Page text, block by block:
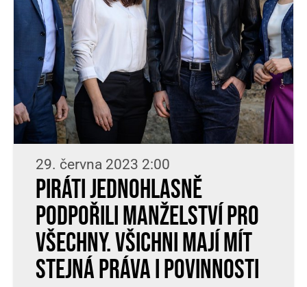
29. června 2023 2:00
Piráti jednohlasně
podpořili manželství pro
všechny. Všichni mají mít
stejná práva i povinnosti